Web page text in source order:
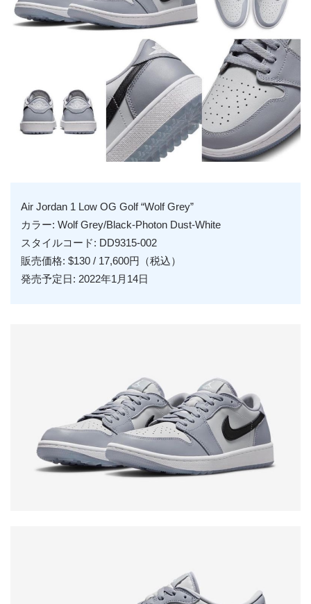
Air Jordan 1 Low OG Golf “Wolf Grey”
カラー: Wolf Grey/Black-Photon Dust-White
スタイルコード: DD9315-002
販売価格: $130 / 17,600円（税込）
発売予定日: 2022年1月14日